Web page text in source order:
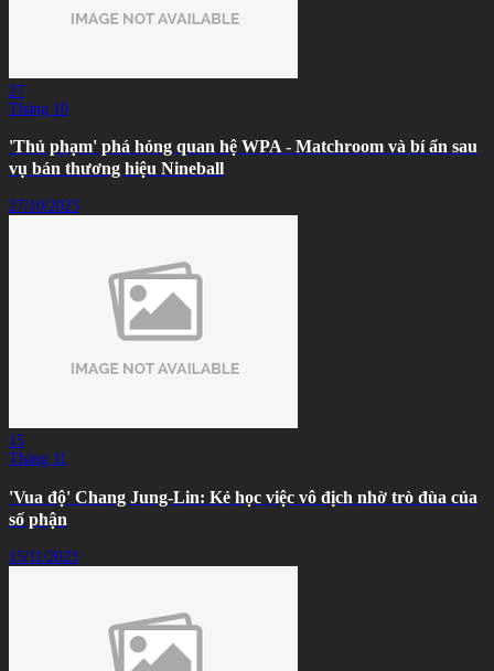
27
Tháng 10
'Thủ phạm' phá hỏng quan hệ WPA - Matchroom và bí ẩn sau
vụ bán thương hiệu Nineball
27/10/2023
15
Tháng 11
'Vua độ' Chang Jung-Lin: Kẻ học việc vô địch nhờ trò đùa của
số phận
15/11/2023